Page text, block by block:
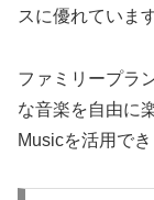
スに優れています
ファミリープラ
な音楽を自由に
Musicを活用でき